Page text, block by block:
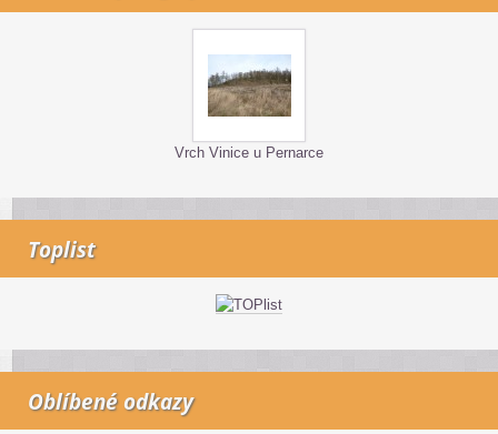
Vrch Vinice u Pernarce
Toplist
Oblíbené odkazy